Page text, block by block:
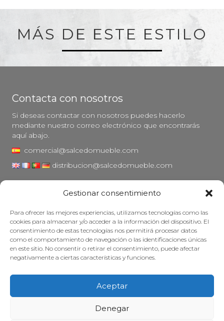
Gestionar consentimiento
Para ofrecer las mejores experiencias, utilizamos tecnologías como las
cookies para almacenar y/o acceder a la información del dispositivo. El
consentimiento de estas tecnologías nos permitirá procesar datos
como el comportamiento de navegación o las identificaciones únicas
en este sitio. No consentir o retirar el consentimiento, puede afectar
negativamente a ciertas características y funciones.
Aceptar
Denegar
MÁS DE ESTE ESTILO
Contacta con nosotros
Si deseas contactar con nosotros puedes hacerlo
mediante nuestro correo electrónico que encontrarás
aquí abajo.
comercial@salcedomueble.com
distribucion@salcedomueble.com
Aviso legal
Política de privacidad
Política de cookies
Mantener su mueble
Subvenciones